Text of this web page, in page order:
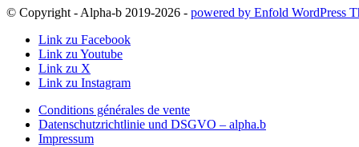
© Copyright - Alpha-b 2019-2026 - powered by Enfold WordPress
Link zu Facebook
Link zu Youtube
Link zu X
Link zu Instagram
Conditions générales de vente
Datenschutzrichtlinie und DSGVO – alpha.b
Impressum